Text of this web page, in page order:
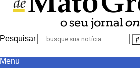
Pesquisar
Menu